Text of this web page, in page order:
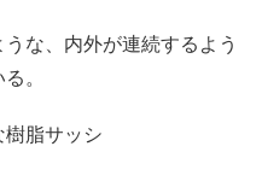
な、内外が連続するよう
。
脂サッシ